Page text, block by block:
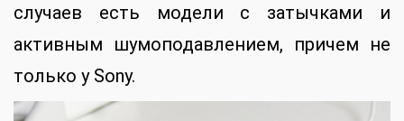
случаев есть модели с затычками и
активным шумоподавлением, причем не
только у Sony.